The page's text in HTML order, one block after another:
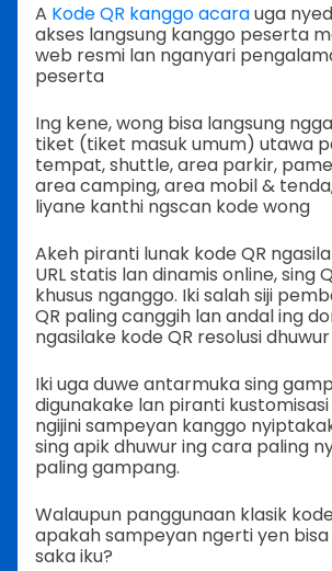
A Kode QR kanggo acarauga
akses langsung kanggo peserta
web resmi lan nganyari
peserta
Ing kene, wong bisa langsung
tiket (tiket masuk umum) utawa
tempat, shuttle, area parkir,
area camping, area mobil &
liyane kanthi ngscan kode wong
Akeh piranti lunak kode QR
URL statis lan dinamis online, sing
khusus nganggo. Iki salah siji
QR paling canggih lan andal ing
ngasilake kode QR resolusi
Iki uga duwe antarmuka sing
digunakake lan piranti kustomisasi
ngijini sampeyan kanggo
sing apik dhuwur ing cara paling
paling gampang.
Walaupun panggunaan klasik kode
apakah sampeyan ngerti yen
saka iku?